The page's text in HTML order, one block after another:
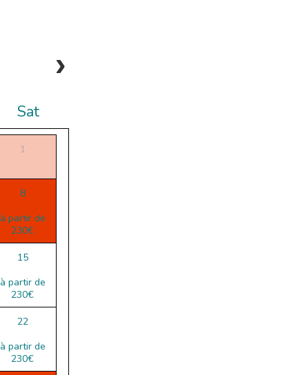
Sat
1
8
à partir de
230€
15
à partir de
230€
22
à partir de
230€